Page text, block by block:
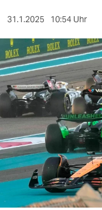
kultur
sport
berlin
nord
wahrheit
verlag
verlag
veranstaltungen
31.1.2025 10:54 Uhr